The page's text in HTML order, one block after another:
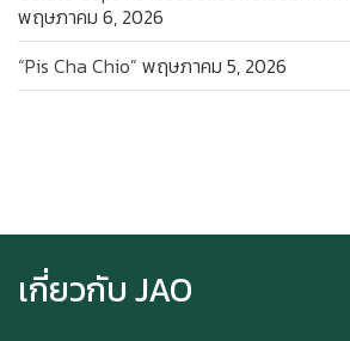
พฤษภาคม 6, 2026
“Pis Cha Chio” พฤษภาคม 5, 2026
เกี่ยวกับ JAO